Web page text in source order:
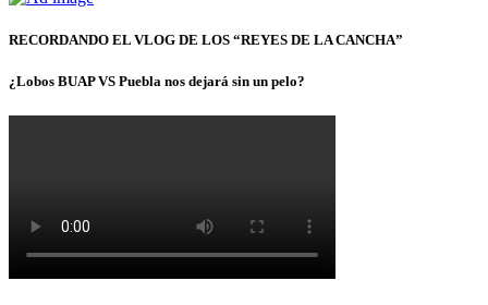
RECORDANDO EL VLOG DE LOS “REYES DE LA CANCHA”
¿Lobos BUAP VS Puebla nos dejará sin un pelo?